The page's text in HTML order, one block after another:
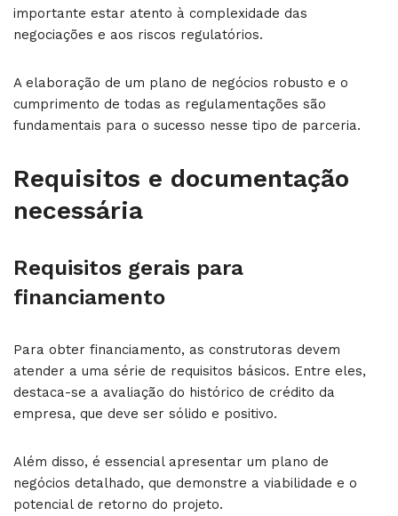
importante estar atento à complexidade das
negociações e aos riscos regulatórios.
A elaboração de um plano de negócios robusto e o
cumprimento de todas as regulamentações são
fundamentais para o sucesso nesse tipo de parceria.
Requisitos e documentação
necessária
Requisitos gerais para
financiamento
Para obter financiamento, as construtoras devem
atender a uma série de requisitos básicos. Entre eles,
destaca-se a avaliação do histórico de crédito da
empresa, que deve ser sólido e positivo.
Além disso, é essencial apresentar um plano de
negócios detalhado, que demonstre a viabilidade e o
potencial de retorno do projeto.